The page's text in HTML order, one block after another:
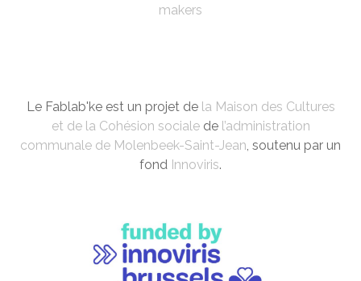
makers
Le Fablab'ke est un projet de la Maison des Cultures
et de la Cohésion socialede l’administration
communale de Molenbeek-Saint-Jean, soutenu par un
fond Innoviris.